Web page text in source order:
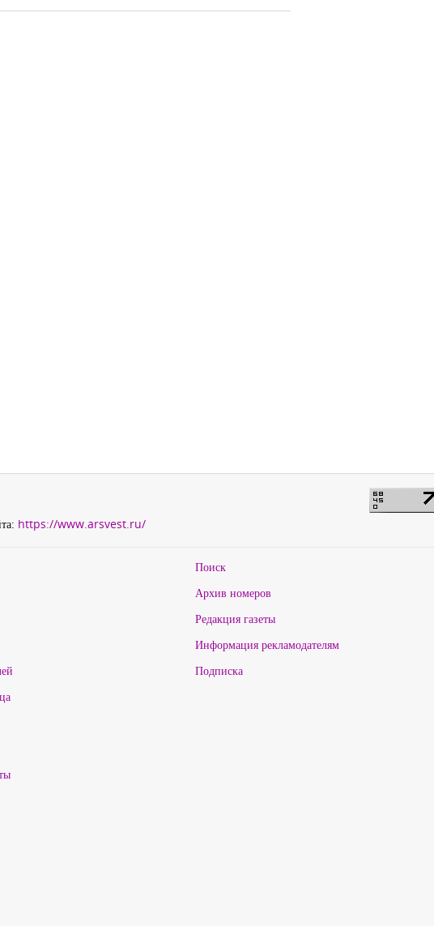
https://www.arsvest.ru/
Поиск
Архив номеров
Редакция газеты
Информация рекламодателям
Подписка